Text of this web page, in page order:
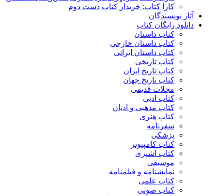
کارا کتاب: خریدار کتاب دست دوم
آثار نویسندگان
دانلود رایگان کتاب
کتاب داستان
کتاب داستان خارجی
کتاب داستان ایرانی
کتاب تاریخی
کتاب تاریخ ایران
کتاب تاریخ جهان
مجلات قدیمی
کتاب ادبی
کتاب مذهبی و ادیان
کتاب هنری
سفرنامه
پزشکی
کتاب کامپیوتر
کتاب آشپزی
موسیقی
نمایشنامه و فیلمنامه
کتاب علمی
کتاب صوتی